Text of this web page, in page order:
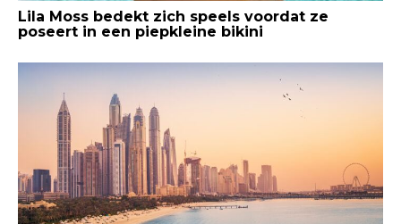
Lila Moss bedekt zich speels voordat ze
poseert in een piepkleine bikini